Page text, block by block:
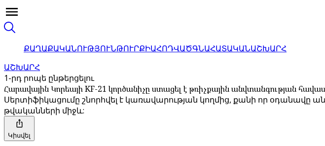
ՔԱՂԱՔԱԿԱՆՈՒԹՅՈՒՆԹՈՒՐՔԻԱՀՈԴՎԱԾԳՆԱՀԱՏԱԿԱՆԱՇԽԱՐՀ
ԱՇԽԱՐՀ
1-րդ րոպե ընթերցելու
Հարավային Կորեայի KF-21 կործանիչը ստացել է թռիչքային անվտանգության
Սերտիֆիկացումը շնորհվել է կառավարության կողմից, քանի որ օդանավը
թվականների միջև:
Կիսվել